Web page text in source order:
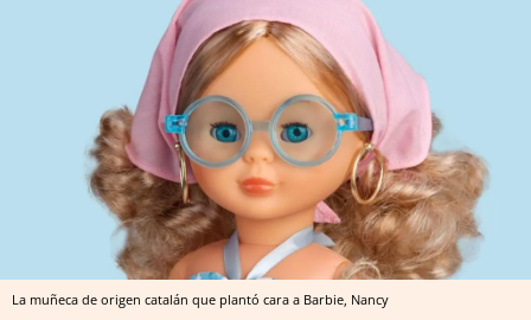
La muñeca de origen catalán que plantó cara a Barbie, Nancy